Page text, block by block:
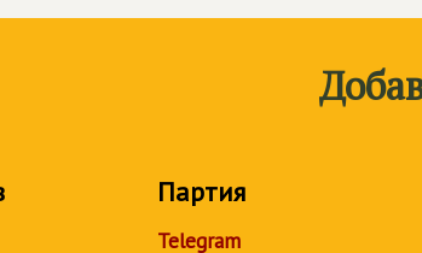
Партия
Telegram